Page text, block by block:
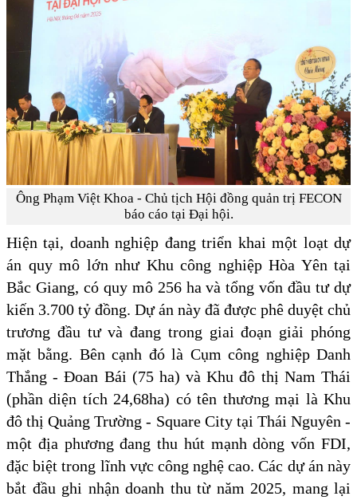
Ông Phạm Việt Khoa - Chủ tịch Hội đồng quản trị FECON
báo cáo tại Đại hội.
Hiện tại, doanh nghiệp đang triển khai một loạt dự
án quy mô lớn như Khu công nghiệp Hòa Yên tại
Bắc Giang, có quy mô 256 ha và tổng vốn đầu tư dự
kiến 3.700 tỷ đồng. Dự án này đã được phê duyệt chủ
trương đầu tư và đang trong giai đoạn giải phóng
mặt bằng. Bên cạnh đó là Cụm công nghiệp Danh
Thắng - Đoan Bái (75 ha) và Khu đô thị Nam Thái
(phần diện tích 24,68ha) có tên thương mại là Khu
đô thị Quảng Trường - Square City tại Thái Nguyên -
một địa phương đang thu hút mạnh dòng vốn FDI,
đặc biệt trong lĩnh vực công nghệ cao. Các dự án này
bắt đầu ghi nhận doanh thu từ năm 2025, mang lại